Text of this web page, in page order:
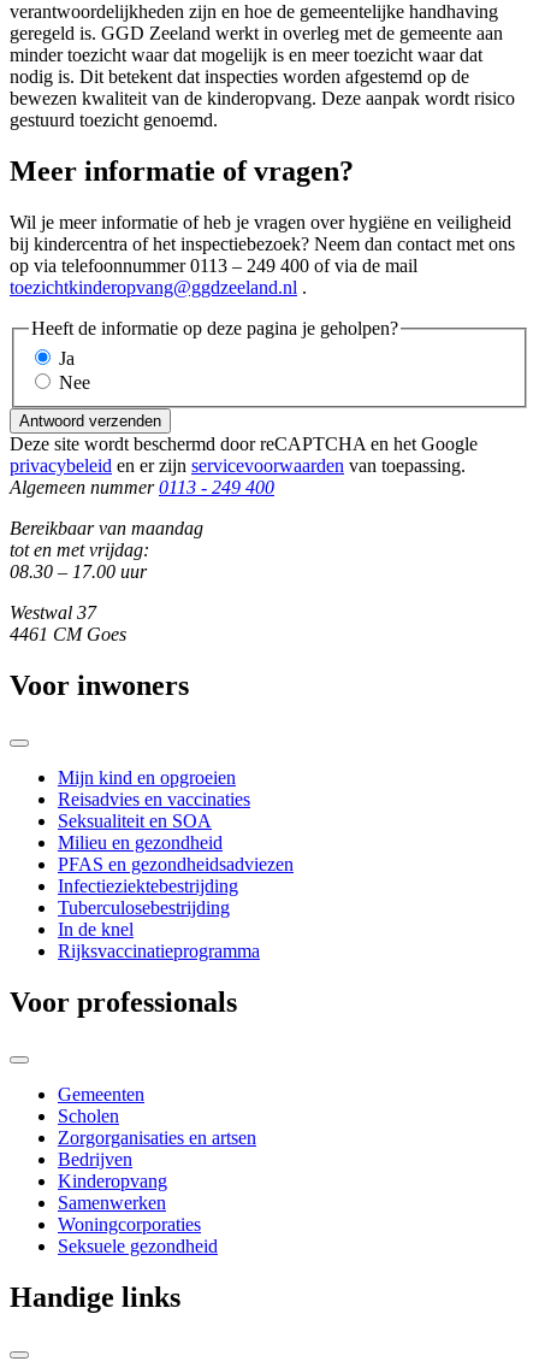
verantwoordelijkheden zijn en hoe de gemeentelijke handhaving
geregeld is. GGD Zeeland werkt in overleg met de gemeente aan
minder toezicht waar dat mogelijk is en meer toezicht waar dat
nodig is. Dit betekent dat inspecties worden afgestemd op de
bewezen kwaliteit van de kinderopvang. Deze aanpak wordt risico
gestuurd toezicht genoemd.
Meer informatie of vragen?
Wil je meer informatie of heb je vragen over hygiëne en veiligheid
bij kindercentra of het inspectiebezoek? Neem dan contact met ons
op via telefoonnummer 0113 – 249 400 of via de mail
toezichtkinderopvang@ggdzeeland.nl .
Heeft de informatie op deze pagina je geholpen?
Ja
Nee
Antwoord verzenden
Deze site wordt beschermd door reCAPTCHA en het Google
privacybeleid en er zijn servicevoorwaarden van toepassing.
Algemeen nummer 0113 - 249 400
Bereikbaar van maandag
tot en met vrijdag:
08.30 – 17.00 uur
Westwal 37
4461 CM Goes
Voor inwoners
Mijn kind en opgroeien
Reisadvies en vaccinaties
Seksualiteit en SOA
Milieu en gezondheid
PFAS en gezondheidsadviezen
Infectieziektebestrijding
Tuberculosebestrijding
In de knel
Rijksvaccinatieprogramma
Voor professionals
Gemeenten
Scholen
Zorgorganisaties en artsen
Bedrijven
Kinderopvang
Samenwerken
Woningcorporaties
Seksuele gezondheid
Handige links